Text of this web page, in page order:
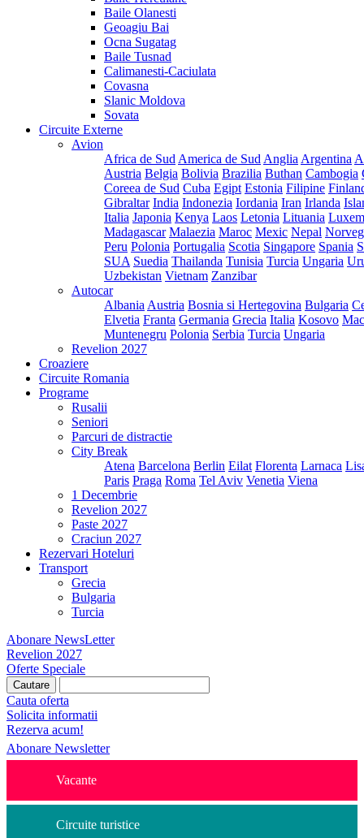
Baile Olanesti
Geoagiu Bai
Ocna Sugatag
Baile Tusnad
Calimanesti-Caciulata
Covasna
Slanic Moldova
Sovata
Circuite Externe
Avion
Africa de Sud America de Sud Anglia Argentina
Austria Belgia Bolivia Brazilia Buthan Cambogia
Coreea de Sud Cuba Egipt Estonia Filipine
Gibraltar India Indonezia Iordania Iran Irlanda
Italia Japonia Kenya Laos Letonia Lituania
Madagascar Malaezia Maroc Mexic Nepal
Peru Polonia Portugalia Scotia Singapore Spania
SUA Suedia Thailanda Tunisia Turcia Ungaria
Uzbekistan Vietnam Zanzibar
Autocar
Albania Austria Bosnia si Hertegovina Bulgaria
Elvetia Franta Germania Grecia Italia Kosovo
Muntenegru Polonia Serbia Turcia Ungaria
Revelion 2027
Croaziere
Circuite Romania
Programe
Rusalii
Seniori
Parcuri de distractie
City Break
Atena Barcelona Berlin Eilat Florenta Larnaca
Paris Praga Roma Tel Aviv Venetia Viena
1 Decembrie
Revelion 2027
Paste 2027
Craciun 2027
Rezervari Hoteluri
Transport
Grecia
Bulgaria
Turcia
Abonare NewsLetter
Revelion 2027
Oferte Speciale
Cauta oferta
Solicita informatii
Rezerva acum!
Abonare Newsletter
Vacante
Circuite turistice